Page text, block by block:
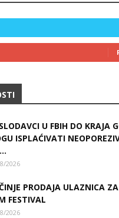
U FBIH DO KRAJA
ISPLAĆIVATI
2026
PRODAJA ULAZNICA
FESTIVAL
2026